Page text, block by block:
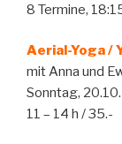
8 Termine,
Aerial-Yoga /
mit Anna und
Sonntag, 20.10.
11 – 14 h / 35.-